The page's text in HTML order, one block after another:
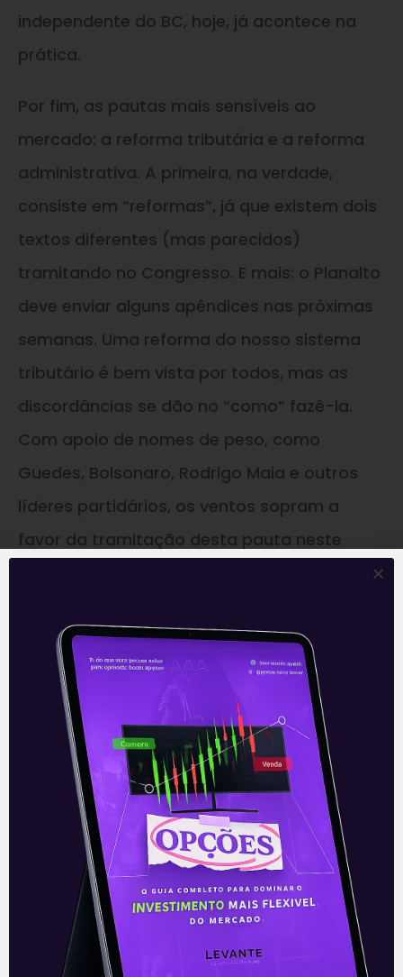
independente do BC, hoje, já acontece na
prática.
Por fim, as pautas mais sensíveis ao
mercado: a reforma tributária e a reforma
administrativa. A primeira, na verdade,
consiste em “reformas”, já que existem dois
textos diferentes (mas parecidos)
tramitando no Congresso. E mais: o Planalto
deve enviar alguns apêndices nas próximas
semanas. Uma reforma do nosso sistema
tributário é bem vista por todos, mas as
discordâncias se dão no “como” fazê-la.
Com apoio de nomes de peso, como
Guedes, Bolsonaro, Rodrigo Maia e outros
líderes partidários, os ventos sopram a
favor da tramitação desta pauta neste
Em um cenário-base, considerando-se o
tempo de tramitação de uma PEC e as
negociações e ajustes a serem feitos no
texto, uma reforma tributária poderia ser
aprovada na Câmara ainda em 2020, sendo,
assim, chancelada no início de 2021 pelo
Senado Federal. É preciso cuidar da pauta
com atenção e construir um texto que
realmente seja plausível, não esbarrando
em ideias pouco aceitas no Congresso –